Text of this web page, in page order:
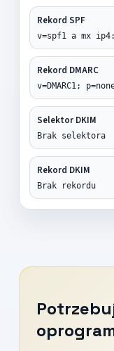
Rekord SPF
v=spf1 a mx
Rekord DMARC
v=DMARC1;
Selektor DKIM
Brak selektora
Rekord DKIM
Brak rekordu